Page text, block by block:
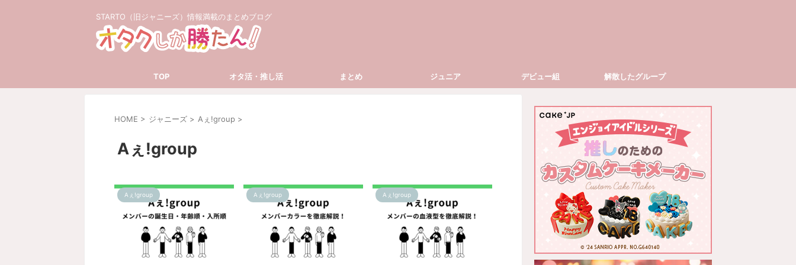
STARTO（旧ジャニーズ）情報満載のまとめブログ
TOP オタ活・推し活 まとめ ジュニア デビュー組 解散したグループ
HOME > ジャニーズ > Aぇ!group >
Aぇ!group
Aぇ!group Aぇ!group Aぇ!group